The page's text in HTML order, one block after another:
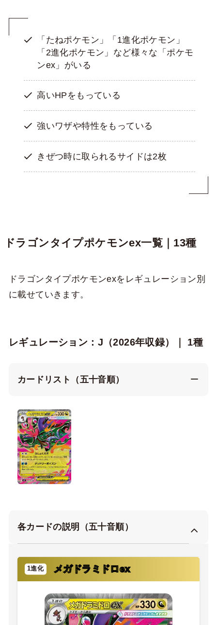
「たねポケモン」「1進化ポケモン」
「2進化ポケモン」など様々な「ポケモ
ンex」がいる
高いHPをもっている
強いワザや特性をもっている
きぜつ時に取られるサイドは2枚
ドラゴンタイプポケモンex一覧｜13種
ドラゴンタイプポケモンexをレギュレーション別
に載せていきます。
レギュレーション：J（2026年収録）｜ 1種
カードリスト（五十音順）
各カードの説明（五十音順）
メガドラミドロex